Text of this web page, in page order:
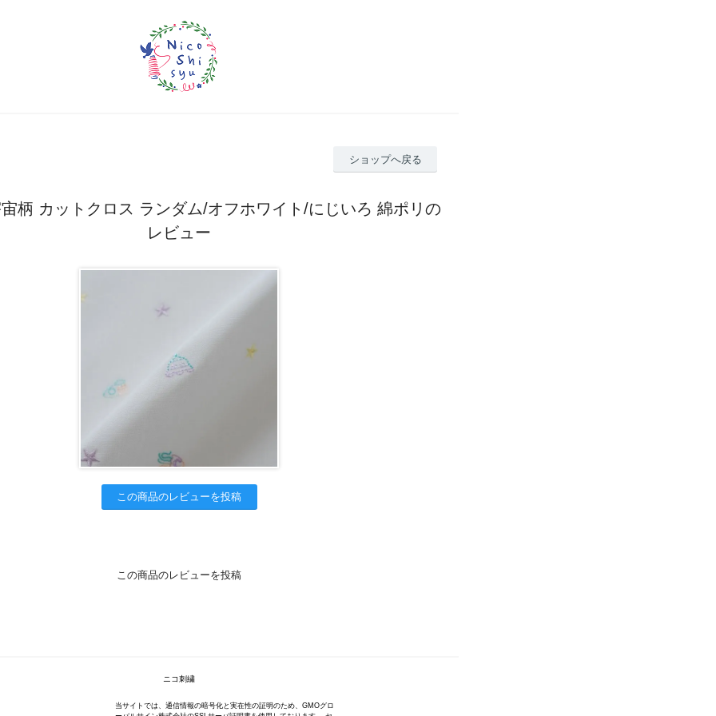
ショップへ戻る
柄 カットクロス ランダム/オフホワイト/にじいろ 綿ポリの
レビュー
この商品のレビューを投稿
この商品のレビューを投稿
ニコ刺繍
当サイトでは、通信情報の暗号化と実在性の証明のため、GMOグロ